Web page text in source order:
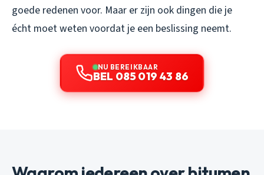
goede redenen voor. Maar er zijn ook dingen die je
écht moet weten voordat je een beslissing neemt.
NU BEREIKBAAR
BEL 085 019 43 86